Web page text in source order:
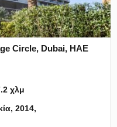
Circle, Dubai, ΗΑΕ
χλμ
2014,